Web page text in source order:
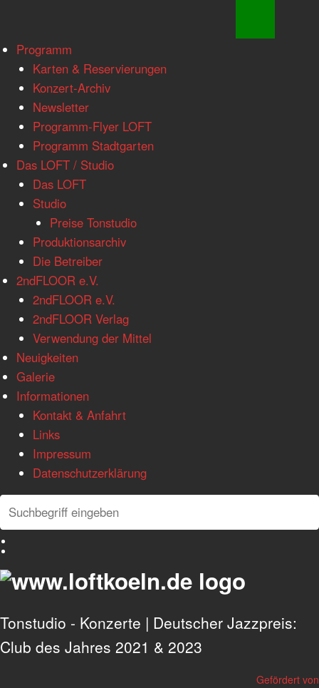
www.loftkoeln.de
navigation
Skip
content
Programm
Karten & Reservierungen
Konzert-Archiv
Newsletter
Programm-Flyer LOFT
Programm Stadtgarten
Das LOFT / Studio
Das LOFT
Studio
Preise Tonstudio
Produktionsarchiv
Die Betreiber
2ndFLOOR e.V.
2ndFLOOR e.V.
2ndFLOOR Verlag
Verwendung der Mittel
Neuigkeiten
Galerie
Informationen
Kontakt & Anfahrt
Links
Impressum
Datenschutzerklärung
Search
Search
Tonstudio - Konzerte | Deutscher Jazzpreis:
Club des Jahres 2021 & 2023
Gefördert von